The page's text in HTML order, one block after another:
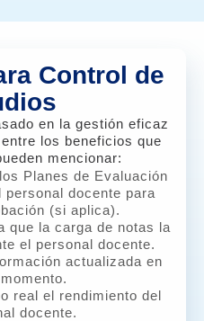
Control de
en la gestión eficaz
los beneficios que
mencionar:
Planes de Evaluación
personal docente para
(si aplica).
que la carga de notas la
el personal docente.
actualizada en
real el rendimiento del
docente.